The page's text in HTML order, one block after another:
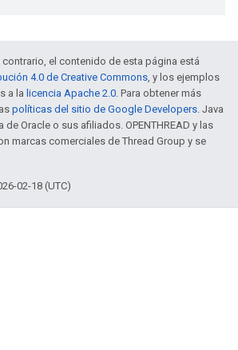
el contenido de esta página está
4.0 de Creative Commons, y los ejemplos
a la licencia Apache 2.0. Para obtener más
políticas del sitio de Google Developers. Java
de Oracle o sus afiliados. OPENTHREAD y las
marcas comerciales de Thread Group y se
02-18 (UTC)